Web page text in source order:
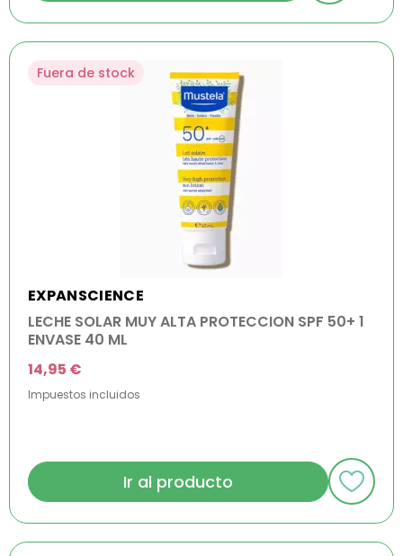
Fuera de stock
EXPANSCIENCE
LECHE SOLAR MUY ALTA PROTECCION SPF 50+ 1
ENVASE 40 ML
14,95 €
Impuestos incluidos
Ir al producto